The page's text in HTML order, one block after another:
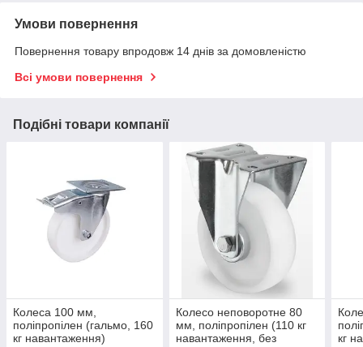
Умови повернення
Повернення товару впродовж 14 днів за домовленістю
Всі умови повернення
Подібні товари компанії
Колеса 100 мм,
поліпропілен (гальмо, 160
кг навантаження)
Колесо неповоротне 80
мм, поліпропілен (110 кг
навантаження, без
кг